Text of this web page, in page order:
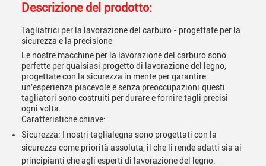
Descrizione del prodotto:
Tagliatrici per la lavorazione del carburo - progettate per la
sicurezza e la precisione
Le nostre macchine per la lavorazione del carburo sono
perfette per qualsiasi progetto di lavorazione del legno,
progettate con la sicurezza in mente per garantire
un'esperienza piacevole e senza preoccupazioni.questi
tagliatori sono costruiti per durare e fornire tagli precisi
ogni volta.
Caratteristiche chiave:
Sicurezza: I nostri taglialegna sono progettati con la
sicurezza come priorità assoluta, il che li rende adatti sia ai
principianti che agli esperti di lavorazione del legno.